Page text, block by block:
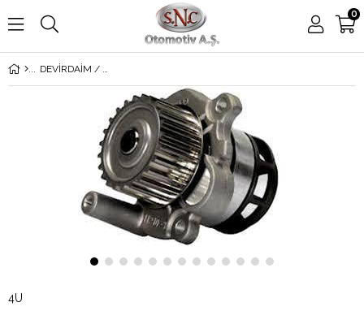
0
DEVİRDAİM / SU POMPASI P679M (SOKETSIZ) POLO-İBİZA-FABİA-A1 POLO-İBİZA-FABİA-A1 14> 04B121011G
4U